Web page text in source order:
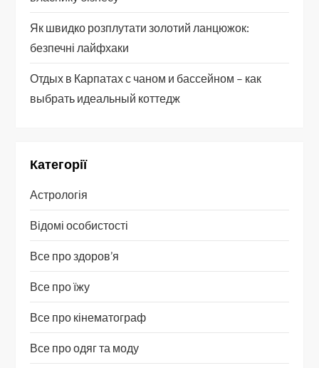
Як швидко розплутати золотий ланцюжок:
безпечні лайфхаки
Отдых в Карпатах с чаном и бассейном – как
выбрать идеальный коттедж
Категорії
Астрологія
Відомі особистості
Все про здоров’я
Все про їжу
Все про кінематограф
Все про одяг та моду